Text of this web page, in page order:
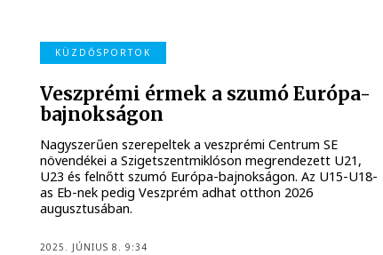
KÜZDŐSPORTOK
Veszprémi érmek a szumó Európa-
bajnokságon
Nagyszerűen szerepeltek a veszprémi Centrum SE
növendékei a Szigetszentmiklóson megrendezett U21,
U23 és felnőtt szumó Európa-bajnokságon. Az U15-U18-
as Eb-nek pedig Veszprém adhat otthon 2026
augusztusában.
2025. JÚNIUS 8. 9:34